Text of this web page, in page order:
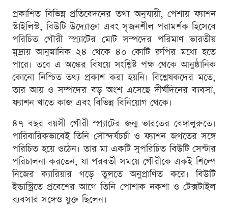
প্রকাশিত বিভিন্ন প্রতিবেদনের তথ্য অনুযায়ী, পেশায় ফ্যাশন
স্টাইলিস্ট, বিউটি উদ্যোক্তা এবং সৃজনশীল পরামর্শক হিসেবে
পরিচিত গৌরী স্প্র্যাটের মোট সম্পদের পরিমাণ ভারতীয়
মুদ্রায় আনুমানিক ২৪ থেকে ৪০ কোটি রুপির মধ্যে হতে
পারে। তবে এ অঙ্কের বিষয়ে সংশ্লিষ্ট পক্ষ থেকে আনুষ্ঠানিক
কোনো নিশ্চিত তথ্য প্রকাশ করা হয়নি। বিশ্লেষকদের মতে,
তার আয় ও সম্পদের বড় অংশ এসেছে দীর্ঘদিনের ব্যবসা,
ফ্যাশন খাতে কাজ এবং বিভিন্ন বিনিয়োগ থেকে।
৪৭ বছর বয়সী গৌরী স্প্র্যাটের জন্ম ভারতের বেঙ্গালুরুতে।
পারিবারিকভাবেই তিনি সৌন্দর্যচর্চা ও ফ্যাশন জগতের সঙ্গে
পরিচিত হয়ে ওঠেন। তার মা একটি সুপরিচিত বিউটি সেন্টার
পরিচালনা করতেন, যা পরবর্তী সময়ে গৌরীকে একই শিল্পে
নিজের ক্যারিয়ার গড়ে তুলতে অনুপ্রাণিত করে। বিউটি
ইন্ডাস্ট্রিতে প্রবেশের আগে তিনি পোশাক নকশা ও টেক্সটাইল
ব্যবসার সঙ্গেও যুক্ত ছিলেন।